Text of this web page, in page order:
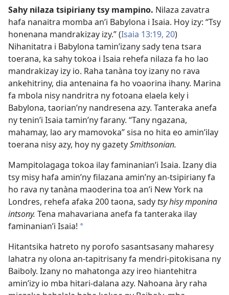
Sahy nilaza tsipiriany tsy mampino. Nilaza zavatra
hafa nanaitra momba an’i Babylona i Isaia. Hoy izy: “Tsy
honenana mandrakizay izy.” (Isaia 13:19, 20)
Nihanitatra i Babylona tamin’izany sady tena tsara
toerana, ka sahy tokoa i Isaia rehefa nilaza fa ho lao
mandrakizay izy io. Raha tanàna toy izany no rava
ankehitriny, dia antenaina fa ho voaorina ihany. Marina
fa mbola nisy nandritra ny fotoana elaela kely i
Babylona, taorian’ny nandresena azy. Tanteraka anefa
ny tenin’i Isaia tamin’ny farany. “Tany ngazana,
mahamay, lao ary mamovoka” sisa no hita eo amin’ilay
toerana nisy azy, hoy ny gazetySmithsonian.
Mampitolagaga tokoa ilay faminanian’i Isaia. Izany dia
tsy misy hafa amin’ny filazana amin’ny an-tsipiriany fa
ho rava ny tanàna maoderina toa an’i New York na
Londres, rehefa afaka 200 taona, sady tsy hisy mponina
intsony. Tena mahavariana anefa fa tanteraka ilay
faminanian’i Isaia! *
Hitantsika hatreto ny porofo sasantsasany maharesy
lahatra ny olona an-tapitrisany fa mendri-pitokisana ny
Baiboly. Izany no mahatonga azy ireo hiantehitra
amin’izy io mba hitari-dalana azy. Nahoana àry raha